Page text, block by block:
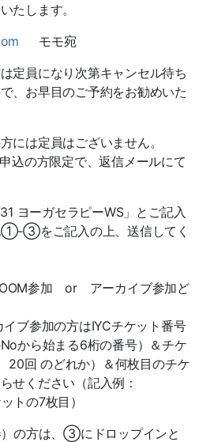
たします。
モモ宛
定員になり次第キャンセル待ち
、お早目のご予約をお勧めいた
には定員はございません。
込の方限定で、返信メールにて
ヨーガセラピーWS」とご記入
①-③をご記入の上、送信してく
参加 or アーカイブ参加ど
ブ参加の方はIYCチケット番号
Noから始まる6桁の番号）＆チケ
20回 のどれか）＆何枚目のチケ
せください（記入例：
トの7枚目）
の方は、③にドロップインと